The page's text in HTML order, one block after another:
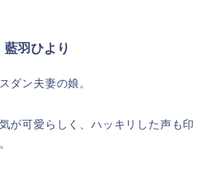
藍羽ひより
ダン夫妻の娘。
が可愛らしく、ハッキリした声も印